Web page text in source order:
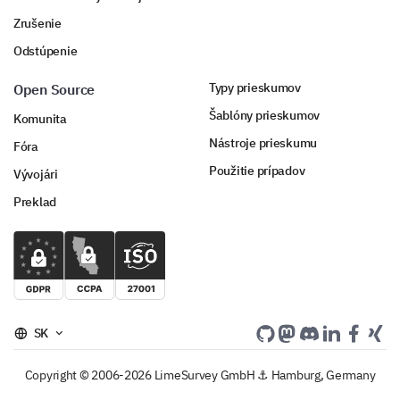
Zrušenie
Odstúpenie
Open Source
Komunita
Fóra
Vývojári
Preklad
Typy prieskumov
Šablóny prieskumov
Nástroje prieskumu
Použitie prípadov
SK
Copyright © 2006-2026 LimeSurvey GmbH ⚓ Hamburg, Germany